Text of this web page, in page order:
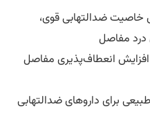
ضدالتهابی قوی،
مفاصل
انعطاف‌پذیری مفاصل
داروهای ضدالتهابی